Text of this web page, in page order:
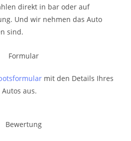
direkt in bar oder auf
Und wir nehmen das Auto
sind.
mit den Details Ihres
Autos aus.